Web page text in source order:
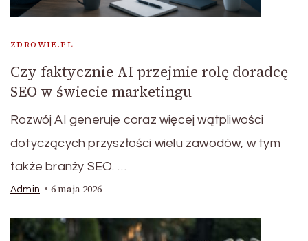
ZDROWIE.PL
Czy faktycznie AI przejmie rolę doradcę
SEO w świecie marketingu
Rozwój AI generuje coraz więcej wątpliwości
dotyczących przyszłości wielu zawodów, w tym
także branży SEO. …
Admin 6 maja 2026